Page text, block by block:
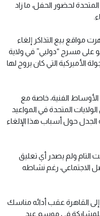
لحضور الحفل، ما زاد
مواقع بيع التذاكر إلغاء
لرمضان كان مقرراً في 6 يونيو على مسرح “دولبي” في ولاية
الأميركية التي كان يروج لها
الفنية، خاصة مع
المتحدة في المواعيد
الجدل حول أسباب هذا الإلغاء
التام ولم يصدر أي تعليق
الاجتماعي، رغم نشاطه
القاهرة عقب أدائه مناسك
للمشاركة في موسم عيد